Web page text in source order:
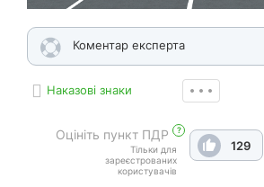
Коментар експерта
Наказові знаки
Оцініть пункт ПДР ?
Тільки для
зареєстрованих
користувачів
129